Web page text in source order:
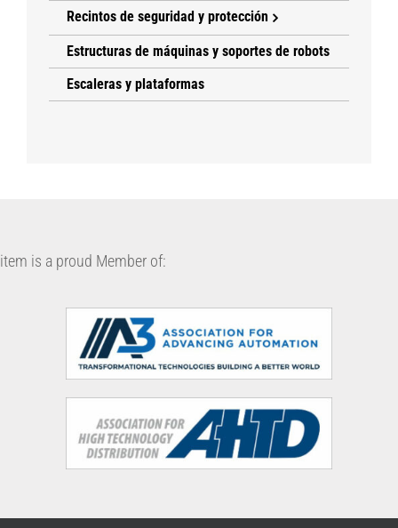
Recintos de seguridad y protección
Estructuras de máquinas y soportes de robots
Escaleras y plataformas
item is a proud Member of: